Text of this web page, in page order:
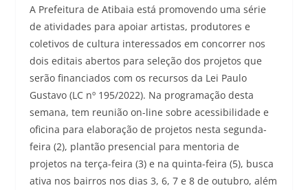
A Prefeitura de Atibaia está promovendo uma série
de atividades para apoiar artistas, produtores e
coletivos de cultura interessados em concorrer nos
dois editais abertos para seleção dos projetos que
serão financiados com os recursos da Lei Paulo
Gustavo (LC nº 195/2022). Na programação desta
semana, tem reunião on-line sobre acessibilidade e
oficina para elaboração de projetos nesta segunda-
feira (2), plantão presencial para mentoria de
projetos na terça-feira (3) e na quinta-feira (5), busca
ativa nos bairros nos dias 3, 6, 7 e 8 de outubro, além